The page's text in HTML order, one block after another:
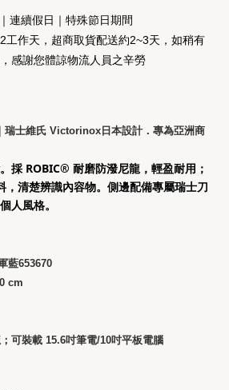
連續假日｜特殊節日期間
工作天，超商取貨配送約2~3天，如稍有
感謝您體諒物流人員之辛勞
瑞士維氏 Victorinox日本設計．專為亞洲商
採 ROBIC® 耐磨防潑尼龍，輕盈耐用；
清楚辨識內容物。側邊配備專屬瑞士刀
人風格。
藍653670
cm
可裝載 15.6吋筆電/10吋平板電腦